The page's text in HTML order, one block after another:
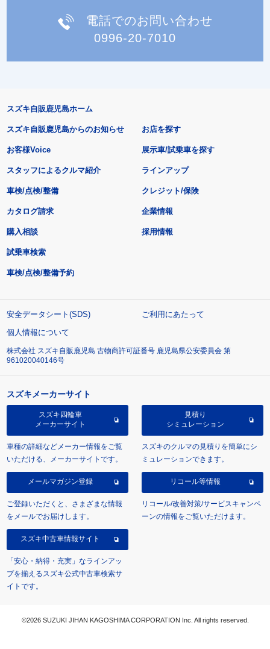
電話でのお問い合わせ
0996-20-7010
スズキ自販鹿児島ホーム
スズキ自販鹿児島からのお知らせ
お客様Voice
スタッフによるクルマ紹介
お店を探す
展示車/試乗車を探す
ラインアップ
車検/点検/整備 クレジット/保険
カタログ請求
購入相談
試乗車検索
車検/点検/整備予約
企業情報
採用情報
安全データシート(SDS)
ご利用にあたって
個人情報について
株式会社 スズキ自販鹿児島 古物商許可証番号 鹿児島県公安委員会 第
961020040146号
スズキメーカーサイト
スズキ四輪車
メーカーサイト
車種の詳細などメーカー情報をご覧
いただける、メーカーサイトです。
見積り
シミュレーション
スズキのクルマの見積りを簡単にシ
ミュレーションできます。
メールマガジン登録
ご登録いただくと、さまざまな情報
をメールでお届けします。
リコール等情報
リコール/改善対策/サービスキャンペ
ーンの情報をご覧いただけます。
スズキ中古車情報サイト
「安心・納得・充実」なラインアッ
プを揃えるスズキ公式中古車検索サ
イトです。
©2026 SUZUKI JIHAN KAGOSHIMA CORPORATION Inc. All rights reserved.